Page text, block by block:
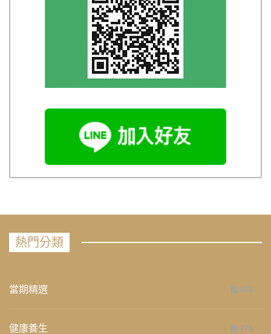
熱門分類
當期精選 658
健康養生 276